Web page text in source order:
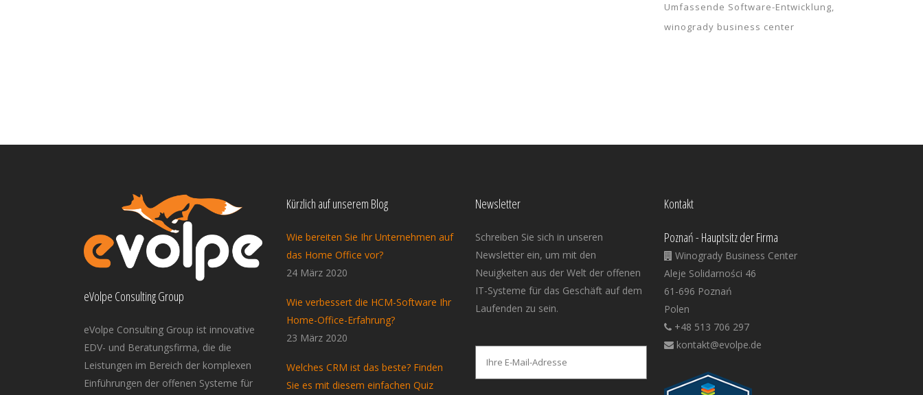
Umfassende Software-Entwicklung
winogrady business center
eVolpe Consulting Group
eVolpe Consulting Group ist innovative
EDV- und Beratungsfirma, die die
Leistungen im Bereich der komplexen
Einführungen der offenen Systeme für
Kürzlich auf unserem Blog
Wie bereiten Sie Ihr Unternehmen auf
das Home Office vor?
24 März 2020
Wie verbessert die HCM-Software Ihr
Home-Office-Erfahrung?
23 März 2020
Welches CRM ist das beste? Finden
Sie es mit diesem einfachen Quiz
Newsletter
Schreiben Sie sich in unseren
Newsletter ein, um mit den
Neuigkeiten aus der Welt der offenen
IT-Systeme für das Geschäft auf dem
Laufenden zu sein.
Kontakt
Poznań - Hauptsitz der Firma
Winogrady Business Center
Aleje Solidarności 46
61-696 Poznań
Polen
+48 513 706 297
kontakt@evolpe.de